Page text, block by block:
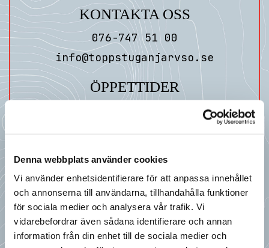
Denna webbplats använder cookies
Vi använder enhetsidentifierare för att anpassa innehållet
och annonserna till användarna, tillhandahålla funktioner
för sociala medier och analysera vår trafik. Vi
vidarebefordrar även sådana identifierare och annan
information från din enhet till de sociala medier och
KONTAKTA OSS
076-747 51 00
info@toppstuganjarvso.se
ÖPPETTIDER
SKICKA EN FÖRFRÅGAN